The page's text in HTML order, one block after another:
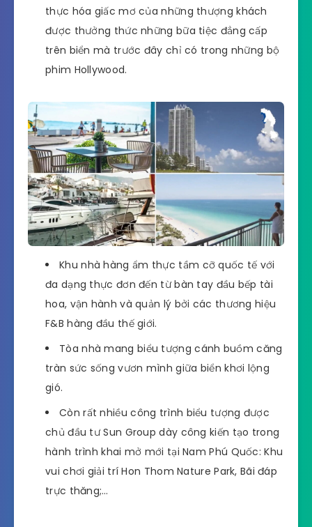
thực hóa giấc mơ của những thượng khách
được thưởng thức những bữa tiệc đẳng cấp
trên biển mà trước đây chỉ có trong những bộ
phim Hollywood.
Khu nhà hàng ẩm thực tầm cỡ quốc tế với
đa dạng thực đơn đến từ bàn tay đầu bếp tài
hoa, vận hành và quản lý bởi các thương hiệu
F&B hàng đầu thế giới.
Tòa nhà mang biểu tượng cánh buồm căng
tràn sức sống vươn mình giữa biển khơi lộng
gió.
Còn rất nhiều công trình biểu tượng được
chủ đầu tư Sun Group dày công kiến tạo trong
hành trình khai mở mới tại Nam Phú Quốc: Khu
vui chơi giải trí Hon Thom Nature Park, Bãi đáp
trực thăng;…